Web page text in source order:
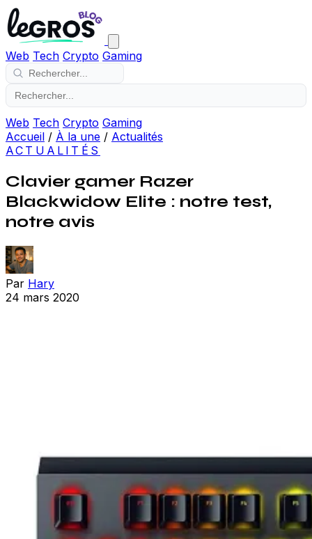
Web Tech Crypto Gaming
Web Tech Crypto Gaming
Accueil / À la une / Actualités
ACTUALITÉS
Clavier gamer Razer
Blackwidow Elite : notre test,
notre avis
Par Hary
24 mars 2020